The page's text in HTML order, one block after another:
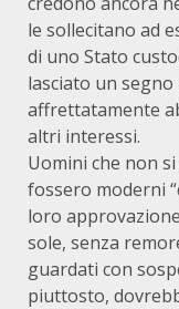
le sollecitano ad
di uno Stato
lasciato un
affrettatamente
altri interessi.
Uomini che non
fossero moderni
loro
sole, senza
guardati con
piuttosto,